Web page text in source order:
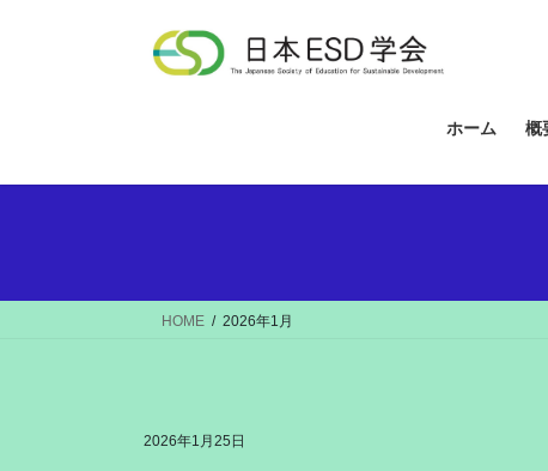
ス
ン
ホーム 概
HOME 2026年1月
2026年1月25日